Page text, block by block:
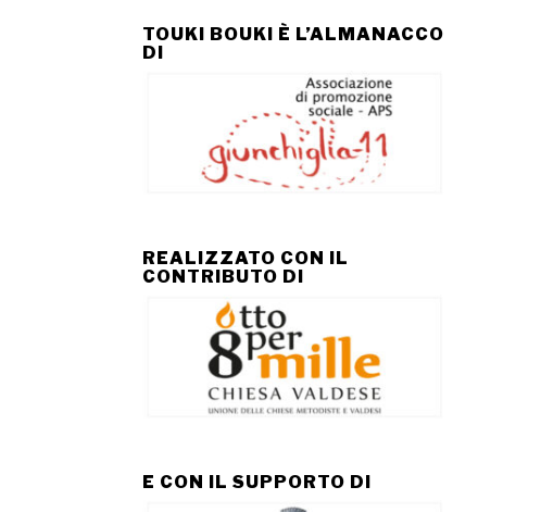
TOUKI BOUKI È L’ALMANACCO
DI
REALIZZATO CON IL
CONTRIBUTO DI
E CON IL SUPPORTO DI